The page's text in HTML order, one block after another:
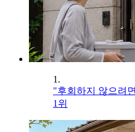
1.
"후회하지 않으려
1위